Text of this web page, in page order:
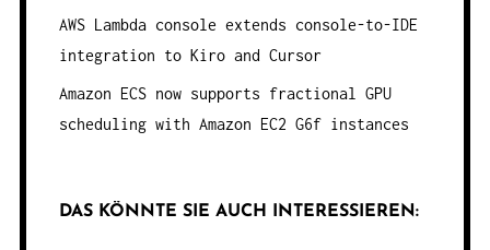
AWS Lambda console extends console-to-IDE
integration to Kiro and Cursor
Amazon ECS now supports fractional GPU
scheduling with Amazon EC2 G6f instances
DAS KÖNNTE SIE AUCH INTERESSIEREN: